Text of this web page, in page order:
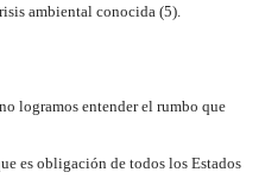
ambiental conocida (5).
logramos entender el rumbo que
es obligación de todos los Estados